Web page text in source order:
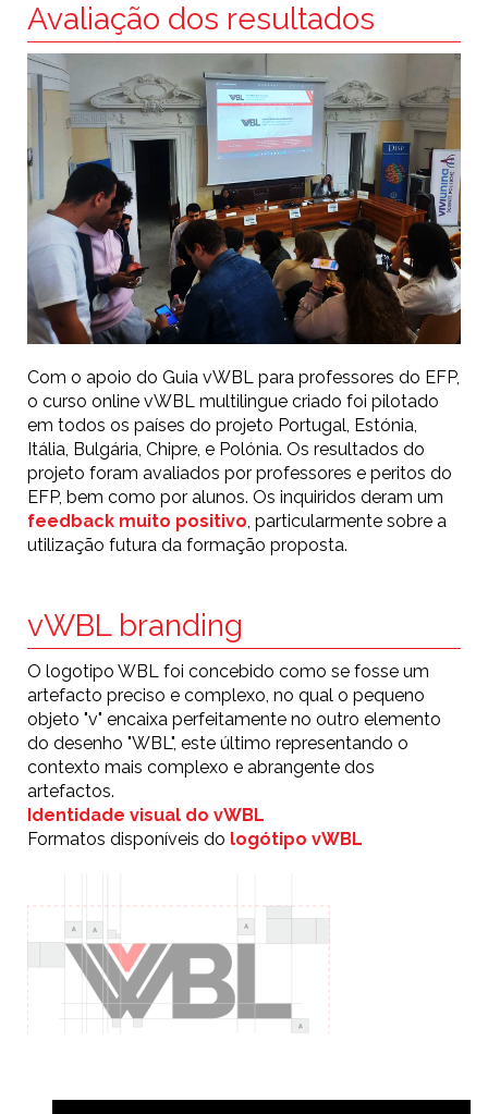
Avaliação dos resultados
Com o apoio do Guia vWBL para professores do EFP,
o curso online vWBL multilingue criado foi pilotado
em todos os países do projeto Portugal, Estónia,
Itália, Bulgária, Chipre, e Polónia. Os resultados do
projeto foram avaliados por professores e peritos do
EFP, bem como por alunos. Os inquiridos deram um
feedback muito positivo, particularmente sobre a
utilização futura da formação proposta.
vWBL branding
O logotipo WBL foi concebido como se fosse um
artefacto preciso e complexo, no qual o pequeno
objeto "v" encaixa perfeitamente no outro elemento
do desenho "WBL", este último representando o
contexto mais complexo e abrangente dos
artefactos.
Identidade visual do vWBL
Formatos disponíveis do logótipo vWBL